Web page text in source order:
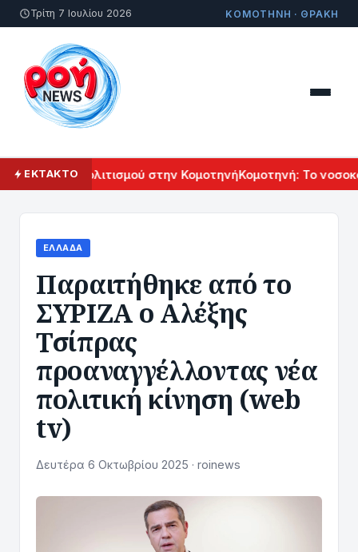
Τρίτη 7 Ιουλίου 2026 ΚΟΜΟΤΗΝΗ · ΘΡΑΚΗ
ΕΚΤΑΚΤΟΠολιτισμού στην ΚομοτηνήΚομοτηνή: Το
ΕΛΛΆΔΑ
Παραιτήθηκε από το
ΣΥΡΙΖΑ ο Αλέξης
Τσίπρας
προαναγγέλλοντας νέα
πολιτική κίνηση (web
tv)
Δευτέρα 6 Οκτωβρίου 2025 · roinews